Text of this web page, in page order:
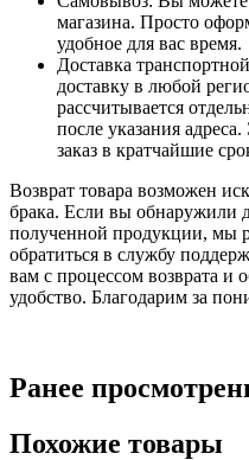
магазина. Просто
удобное для вас время.
Доставка
доставку в любой
рассчитывается
после указания
заказ в кратчайшие
Возврат товара возможен
брака. Если вы обнаружили
полученной продукции, мы
обратиться в службу
вам с процессом возврата и
удобство. Благодарим за
Ранее
Похожие товары